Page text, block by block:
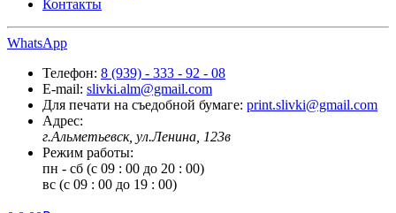
Контакты
WhatsApp
Телефон: 8 (939) - 333 - 92 - 08
E-mail: slivki.alm@gmail.com
Для печати на съедобной бумаге: print.slivki@gmail.com
Адрес:
г.Альметьевск, ул.Ленина, 123в
Режим работы:
пн - сб (с 09 : 00 до 20 : 00)
вс (с 09 : 00 до 19 : 00)